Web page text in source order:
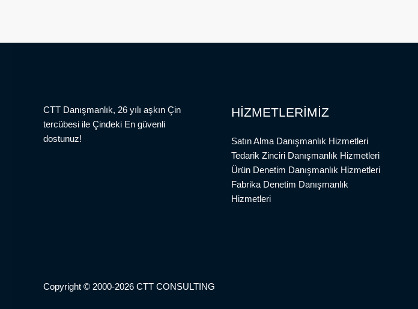
CTT Danışmanlık, 26 yılı aşkın Çin
tercübesi ile Çindeki En güvenli
dostunuz!
HİZMETLERİMİZ
Satın Alma Danışmanlık Hizmetleri
Tedarik Zinciri Danışmanlık Hizmetleri
Ürün Denetim Danışmanlık Hizmetleri
Fabrika Denetim Danışmanlık
Hizmetleri
Copyright © 2000-2026 CTT CONSULTING